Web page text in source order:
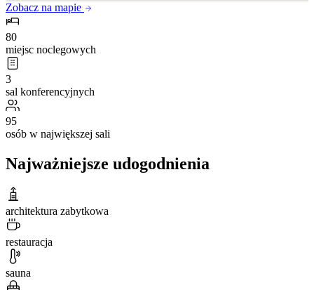
Zobacz na mapie
80
miejsc noclegowych
3
sal konferencyjnych
95
osób w największej sali
Najważniejsze udogodnienia
architektura zabytkowa
restauracja
sauna